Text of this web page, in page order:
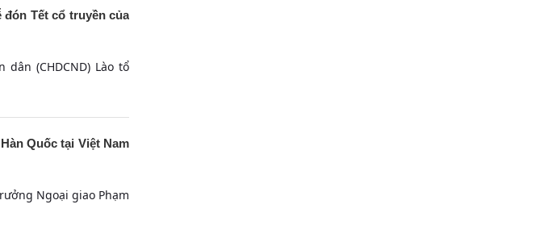
Tết cổ truyền của
(CHDCND) Lào tổ
Quốc tại Việt Nam
Ngoại giao Phạm